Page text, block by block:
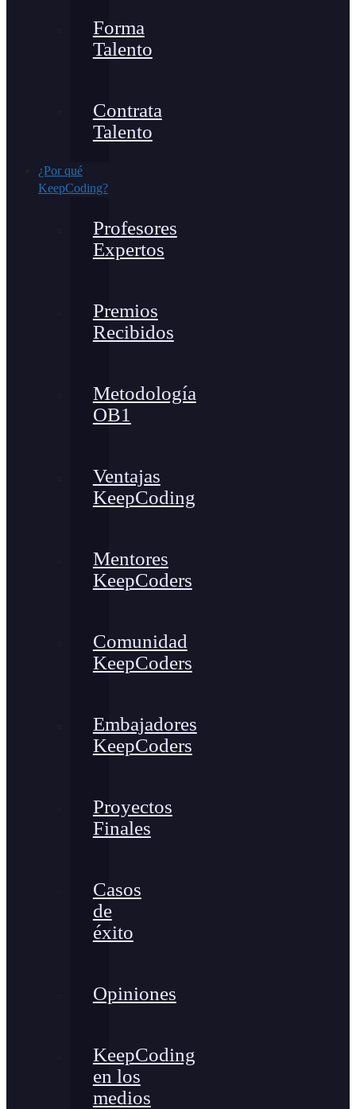
Forma
Talento
Contrata
Talento
¿Por qué
KeepCoding?
Profesores
Expertos
Premios
Recibidos
Metodología
OB1
Ventajas
KeepCoding
Mentores
KeepCoders
Comunidad
KeepCoders
Embajadores
KeepCoders
Proyectos
Finales
Casos
de
éxito
Opiniones
KeepCoding
en los
medios